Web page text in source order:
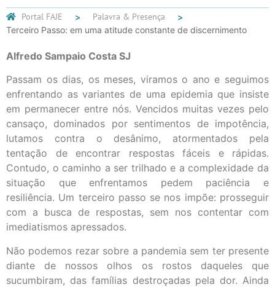
Portal FAJE Palavra & Presença
Terceiro Passo: em uma atitude constante de discernimento
Alfredo Sampaio Costa SJ
Passam os dias, os meses, viramos o ano e seguimos
enfrentando as variantes de uma epidemia que insiste
em permanecer entre nós. Vencidos muitas vezes pelo
cansaço, dominados por sentimentos de impotência,
lutamos contra o desânimo, atormentados pela
tentação de encontrar respostas fáceis e rápidas.
Contudo, o caminho a ser trilhado e a complexidade da
situação que enfrentamos pedem paciência e
resiliência. Um terceiro passo se nos impõe: prosseguir
com a busca de respostas, sem nos contentar com
imediatismos apressados.
Não podemos rezar sobre a pandemia sem ter presente
diante de nossos olhos os rostos daqueles que
sucumbiram, das famílias destroçadas pela dor. Ainda